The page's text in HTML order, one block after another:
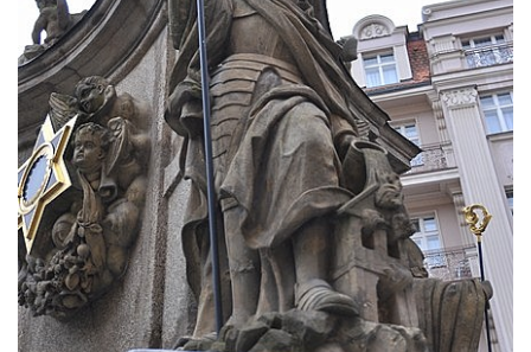
Sloup Nejsvětější Trojice u zámečku Pachtů
z Rájova v Jablonném v Podještědí
Sloup se sochou svatého Vavřince v
Jiřetíně pod Jedlovou
Sloup archanděla Michaela v Nejdku
Sloup Panny Marie v Nejdku
Sloup Nejsvětější Trojice v Nejdku
Sloup Panny Marie v Pardubicích
Sloup Nejsvětější Trojice v Náchodě
Sloup Panny Marie v Náchodě